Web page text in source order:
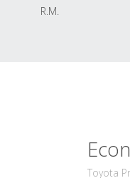
R.M.
Toyota